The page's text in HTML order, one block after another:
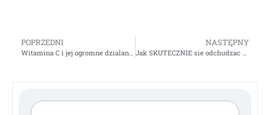
POPRZEDNI
Witamina C i jej ogromne dzialanie – Gosia Klos
NASTĘPNY
Jak SKUTECZNIE sie odchudzac – Gosia Klos